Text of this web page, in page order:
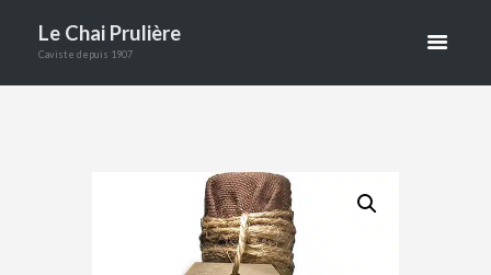
VANILLE
COLLECTIO
ACCUEIL
BOUTIQUE
ALCOOLS
RHUM VIEUX CARAMEL VANILLE
Le Chai Prulière
Caviste depuis 1907